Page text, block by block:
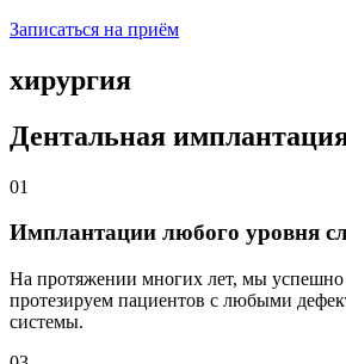
Записаться на приём
хирургия
Дентальная
01
Имплантации любого уровня
На протяжении многих лет, мы
протезируем пациентов с любыми
системы.